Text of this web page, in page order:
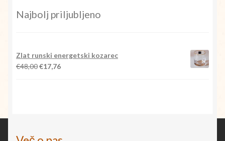
Najbolj priljubljeno
Zlat runski energetski kozarec
€48,00Izvirna
€17,76Trenutna